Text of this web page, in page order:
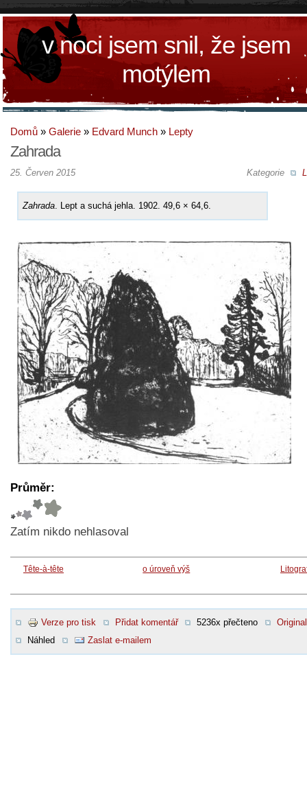
v noci jsem snil, že jsem
motýlem
Domů » Galerie » Edvard Munch » Lepty
Zahrada
Kategorie
25. Červen 2015
Zahrada . Lept a suchá jehla. 1902. 49,6 × 64,6.
Průměr:
Zatím nikdo nehlasoval
Tête-à-tête o úroveň výš
Verze pro tisk Přidat komentář 5236x přečteno
Original
Náhled
Zaslat e-mailem